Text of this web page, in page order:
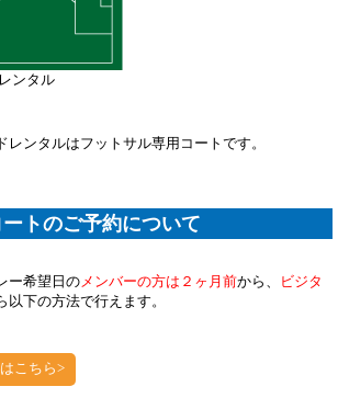
ンタル
ンタルはフットサル専用コートです。
ートのご予約について
ー希望日の メンバーの方は２ヶ月前から、
ビジタ
以下の方法で行えます。
こちら>